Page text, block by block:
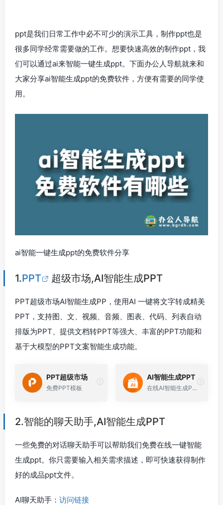
ppt是我们日常工作中必不可少的演示工具，制作ppt也是
很多同学经常需要做的工作。想要快速高效的制作ppt，我
们可以通过ai来智能一键生成ppt。下面办公人导航就来和
大家分享ai智能生成ppt的免费软件，方便有需要的同学使
用。
ai智能一键生成ppt的免费软件分享
1.PPT 超级市场,AI智能生成PPT
PPT超级市场AI智能生成PP，使用AI 一键将文字转成精美
PPT，支持图、文、视频、音频、图表、代码、列表自动
排版为PPT、提供文档转PPT等强大、丰富的PPT功能和
基于大模型的PPT文案智能生成功能。
PPT超级市场
免费PPT模板
AI智能生成PPT
在线AI智能生成PPT
2.智能的聊天助手,AI智能生成PPT
一些免费的对话聊天助手可以帮助我们免费在线一键智能
生成ppt。你只需要输入相关需求描述，即可快速获得制作
好的成品ppt文件。
AI聊天助手： 访问链接